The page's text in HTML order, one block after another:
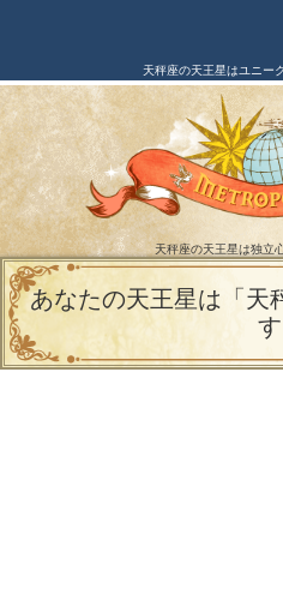
天秤座の天王星はユニー
天秤座の天王星は独立
あなたの天王星は「天
す